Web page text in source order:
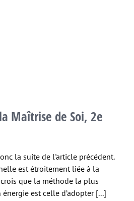
Maîtrise de Soi, 2e
la suite de l'article précédent.
est étroitement liée à la
que la méthode la plus
est celle d’adopter [...]